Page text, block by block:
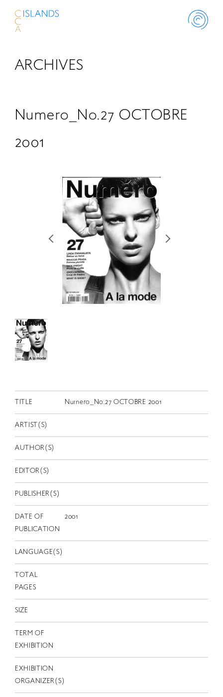
ABOUT
SCHOLARSHIP
RETRACE
コンサート
出版物
スカラシップ受賞者
CONTACT
JP
EN
ARCHIVES
Numero_No.27 OCTOBRE
2001
TITLE Numero_No.27 OCTOBRE 2001
ARTIST(S)
AUTHOR(S)
EDITOR(S)
PUBLISHER(S)
DATE OF
PUBLICATION
2001
LANGUAGE(S)
TOTAL
PAGES
SIZE
TERM OF
EXHIBITION
EXHIBITION
ORGANIZER(S)